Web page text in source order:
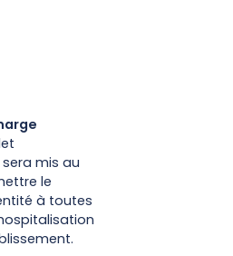
mis au
le
à toutes